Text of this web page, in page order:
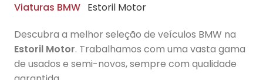
Viaturas BMW Estoril Motor
Descubra a melhor seleção de veículos BMW na
Estoril Motor. Trabalhamos com uma vasta gama
de usados e semi-novos, sempre com qualidade